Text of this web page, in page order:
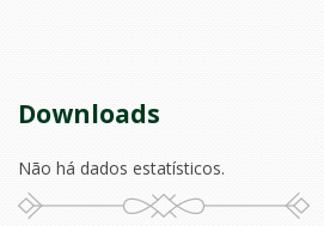
Downloads
Não há dados estatísticos.